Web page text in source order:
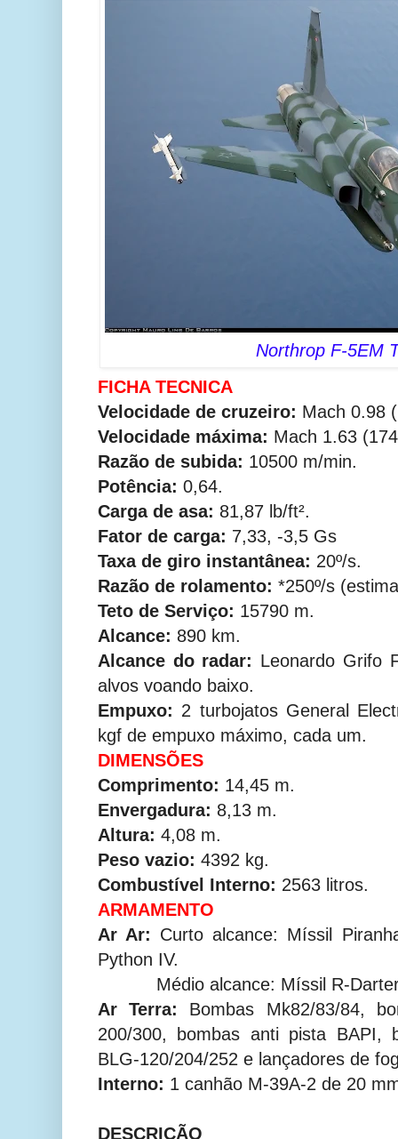
Northrop F-5EM
FICHA TECNICA
Velocidade de cruzeiro: Mach 0.98
Velocidade máxima: Mach 1.63
Razão de subida: 10500 m/min.
Potência: 0,64.
Carga de asa: 81,87 lb/ft².
Fator de carga: 7,33, -3,5 Gs
Taxa de giro instantânea: 20º/s.
Razão de rolamento: *250º/s
Teto de Serviço: 15790 m.
Alcance: 890 km.
Alcance do radar: Leonardo Grifo
alvos voando baixo.
Empuxo: 2 turbojatos General
kgf de empuxo máximo, cada um.
DIMENSÕES
Comprimento: 14,45 m.
Envergadura: 8,13 m.
Altura: 4,08 m.
Peso vazio: 4392 kg.
Combustível Interno: 2563 litros.
ARMAMENTO
Ar Ar: Curto alcance: Míssil
Python IV.
Médio alcance: Míssil R-Darter,
Ar Terra: Bombas Mk82/83/84,
200/300, bombas anti pista BAPI,
BLG-120/204/252 e lançadores de
Interno: 1 canhão M-39A-2 de 20
DESCRIÇÃO